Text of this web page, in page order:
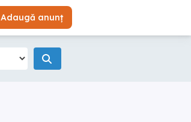
Adaugă anunț